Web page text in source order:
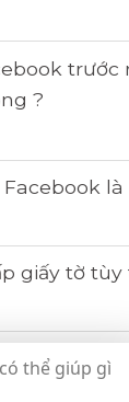
trước
?
là
giấy tờ tùy
có được
thể giúp gì